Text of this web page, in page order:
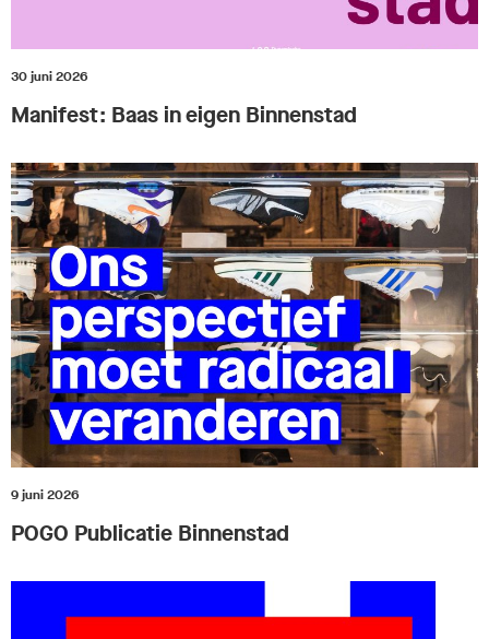
30 juni 2026
Manifest: Baas in eigen Binnenstad
9 juni 2026
POGO Publicatie Binnenstad